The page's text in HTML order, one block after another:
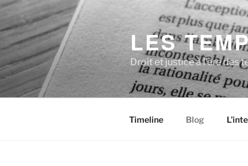
Aller
contenu
principal
LES
Droit et justice à l'ère des
Timeline Blog